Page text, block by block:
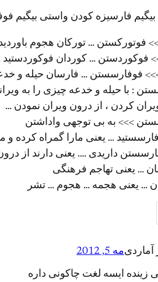
بیگیم فارسیزه کودن واستی بیگیم
فوتورکستن … تورکان هجوم
فوکوردستن … کوردان فوکوردستید
فوفارسستن … فارسان حیله و
: با حیله و خدعه چیزی را به
کردن ، از درون ویران نمودن …
>>> به بی توجهی واداشتن
… یعنی مارا گمراه کرده و
داریدی …. یعنی دارند از
… یعنی تهاجم فرهنگی
… یعنی هجمه … هجوم … تشر
آماردیمه 5, 2012
زینده ایسه لغت چاکونی داره